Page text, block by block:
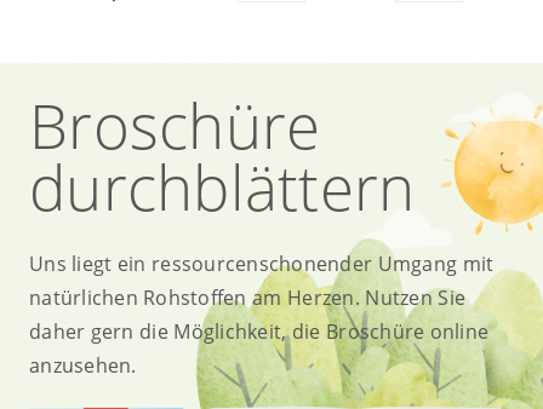
Broschüre
durchblättern
Uns liegt ein ressourcenschonender Umgang mit
natürlichen Rohstoffen am Herzen. Nutzen Sie
daher gern die Möglichkeit, die Broschüre online
anzusehen.